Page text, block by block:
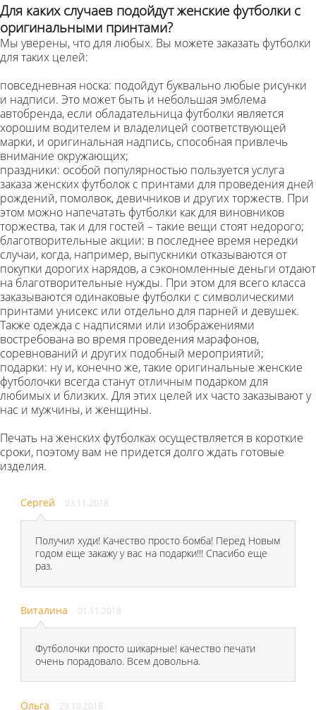
Для каких случаев подойдут женские футболки с
оригинальными принтами?
Мы уверены, что для любых. Вы можете заказать футболки
для таких целей:
повседневная носка: подойдут буквально любые рисунки
и надписи. Это может быть и небольшая эмблема
автобренда, если обладательница футболки является
хорошим водителем и владелицей соответствующей
марки, и оригинальная надпись, способная привлечь
внимание окружающих;
праздники: особой популярностью пользуется услуга
заказа женских футболок с принтами для проведения дней
рождений, помолвок, девичников и других торжеств. При
этом можно напечатать футболки как для виновников
торжества, так и для гостей – такие вещи стоят недорого;
благотворительные акции: в последнее время нередки
случаи, когда, например, выпускники отказываются от
покупки дорогих нарядов, а сэкономленные деньги отдают
на благотворительные нужды. При этом для всего класса
заказываются одинаковые футболки с символическими
принтами унисекс или отдельно для парней и девушек.
Также одежда с надписями или изображениями
востребована во время проведения марафонов,
соревнований и других подобный мероприятий;
подарки: ну и, конечно же, такие оригинальные женские
футболочки всегда станут отличным подарком для
любимых и близких. Для этих целей их часто заказывают у
нас и мужчины, и женщины.
Печать на женских футболках осуществляется в короткие
сроки, поэтому вам не придется долго ждать готовые
изделия.
Сергей 03.11.2018
Получил худи! Качество просто бомба! Перед Новым
годом еще закажу у вас на подарки!!! Спасибо еще
раз.
Виталина 01.11.2018
Футболочки просто шикарные! качество печати
очень порадовало. Всем довольна.
Ольга 29.10.2018